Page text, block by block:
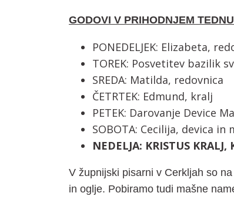
GODOVI V PRIHODNJEM
PONEDELJEK: Elizabeta,
TOREK: Posvetitev bazilik
SREDA: Matilda, redovnica
ČETRTEK: Edmund, kralj
PETEK: Darovanje Device
SOBOTA: Cecilija, devica in
NEDELJA: KRISTUS
V župnijski pisarni v Cerkljah so
in oglje. Pobiramo tudi mašne